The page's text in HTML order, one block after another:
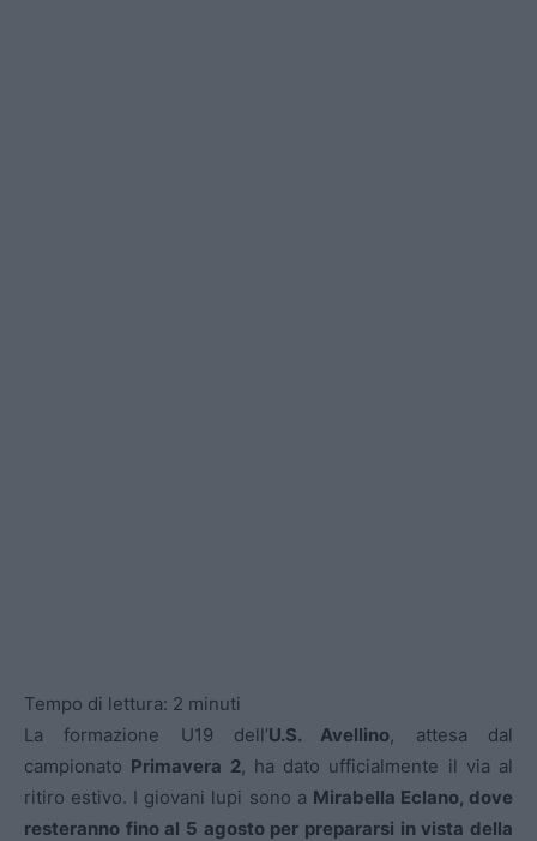
Tempo di lettura: 2 minuti
La formazione U19 dell’U.S. Avellino, attesa dal
campionato Primavera 2, ha dato ufficialmente il via al
ritiro estivo. I giovani lupi sono a Mirabella Eclano, dove
resteranno fino al 5 agosto per prepararsi in vista della